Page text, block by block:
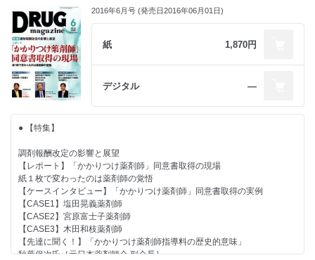
■ Global Report
インフォーマ社 トレイシー・デグレゴリオ氏
■ ビジネスナビ(210) 櫻井秀勲の世相“解体新書”
● 【主張】
スイッチOTC推進はヘルスケア業界の使命、関係者全てがビジョンの共
有を
● 【特集】 妊娠検査薬
■主力メーカーインフォメーション アラクス／ロート製薬
商談会」を開催
人口減で勝ち抜く新カテゴリー創出を提案
● 【PICK UP】 アルフレッサヘルスケア主催「第１回ソリューション提
案商談会」が大盛況！
勝木社長「開催目的は原点回帰」
● 【好評連載〈第３回〉】
認知症ケアと薬剤師：くすりと認知症ケアの最適化を目標に
榊原幹夫氏［公益財団法人杉浦記念財団 事務局長］
需店舗数＞
■製薬企業100傑
・連結業績49社 ・単体業績100社
■卸企業100傑
・連結業績９社 ・単体業績51社
・各指標20傑（単体）
＜総売上高／営業利益／経常利益／当期純利益／医療用医薬品売上高／一
【新薬企業に聞く】
医療費適正化は健康寿命延伸政策とも連動
梅田一郎氏［ファイザー 代表取締役社長］
【DgS トップインタビュー】
父の遺志継ぎ龍生堂魂で存在意義発揮へ
次世代経営者のトップランナーとして手腕に注目
関口周吉氏［龍生堂本店（東京都） 代表取締役社長］
2016年6月号 (発売日2016年06月01日)
紙 1,870円
デジタル ―
● 【特集】
調剤報酬改定の影響と展望
【レポート】「かかりつけ薬剤師」同意書取得の現場
紙１枚で変わったのは薬剤師の覚悟
【ケースインタビュー】「かかりつけ薬剤師」同意書取得の実例
【CASE1】塩田晃義薬剤師
【CASE2】宮原富士子薬剤師
【CASE3】木田和枝薬剤師
【先達に聞く！】「かかりつけ薬剤師指導料の歴史的意味」
秋葉保次氏［元日本薬剤師会 副会長］